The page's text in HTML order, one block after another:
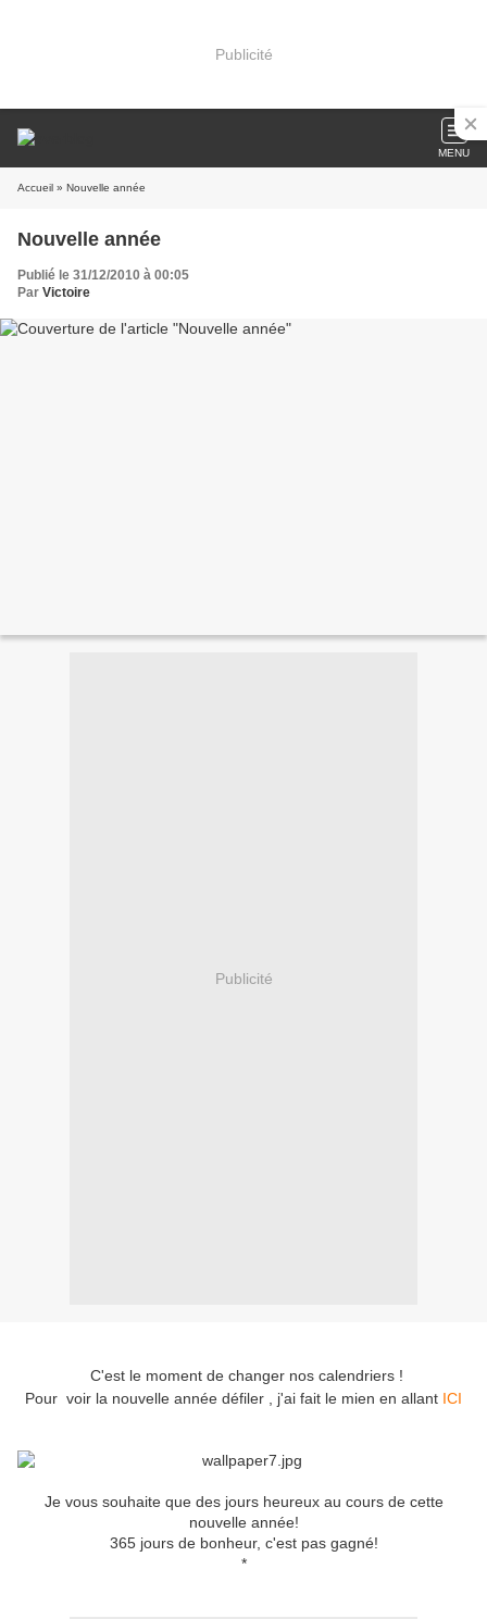
Publicité
MENU
Accueil » Nouvelle année
Nouvelle année
Publié le 31/12/2010 à 00:05
Par Victoire
Publicité
C'est le moment de changer nos calendriers !
Pour voir la nouvelle année défiler , j'ai fait le mien en allant ICI
Je vous souhaite que des jours heureux au cours de cette
nouvelle année!
365 jours de bonheur, c'est pas gagné!
*